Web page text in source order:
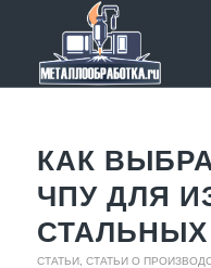
КАК
ЧПУ ДЛЯ
СТАТЬИ, СТАТЬИ О